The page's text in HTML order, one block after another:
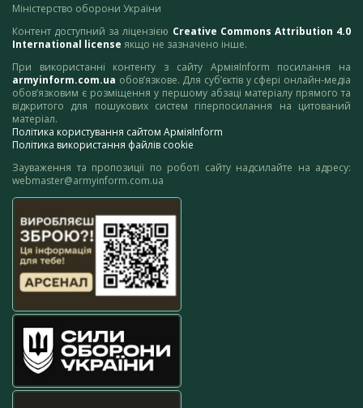
Міністерство оборони України
Контент доступний за ліцензією Creative Commons Attribution 4.0
International license якщо не зазначено інше.
При використанні контенту з сайту АрміяInform посилання на
armyinform.com.ua обов’язкове. Для суб’єктів у сфері онлайн-медіа
обов’язковим є розміщення у першому абзаці матеріалу прямого та
відкритого для пошукових систем гіперпосилання на цитований
матеріал.
Політика користування сайтом АрміяInform
Політика використання файлів cookie
Зауваження та пропозиції по роботі сайту надсилайте на адресу:
webmaster@armyinform.com.ua